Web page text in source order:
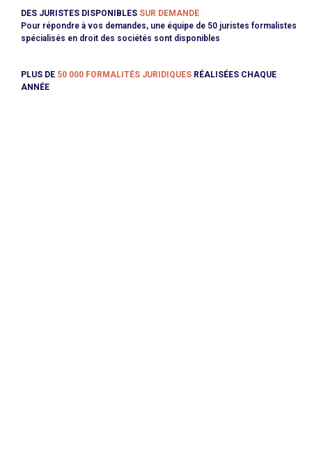
DES JURISTES DISPONIBLES SUR DEMANDE
Pour répondre à vos demandes, une équipe de 50 juristes formalistes
spécialisés en droit des sociétés sont disponibles
PLUS DE 50 000 FORMALITÉS JURIDIQUES RÉALISÉES CHAQUE
ANNÉE